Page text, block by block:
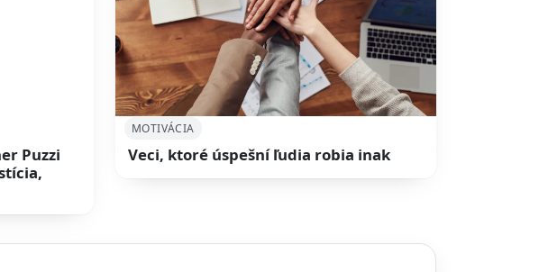
Puzzi
MOTIVÁCIA
Veci, ktoré úspešní ľudia robia inak